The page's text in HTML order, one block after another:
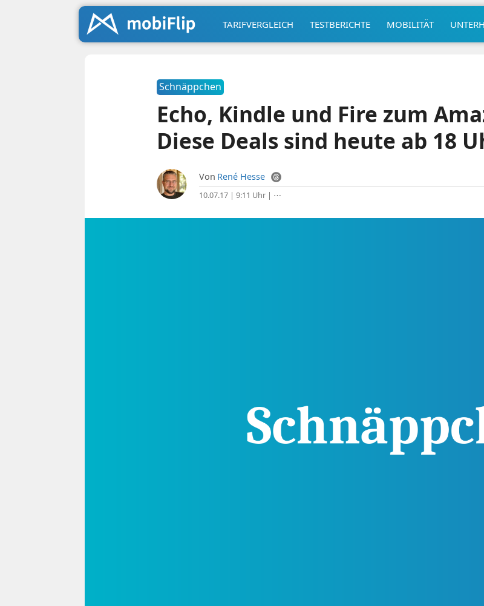
TARIFVERGLEICH TESTBERICHTE MOBILITÄT
Schnäppchen
Echo, Kindle und Fire zum
Diese Deals sind heute ab 18
Von René Hesse
10.07.17 | 9:11 Uhr| ⋯